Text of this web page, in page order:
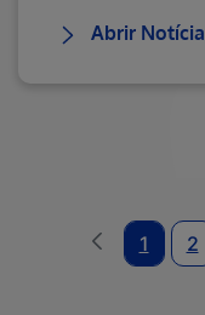
Abrir Notícia
1 2